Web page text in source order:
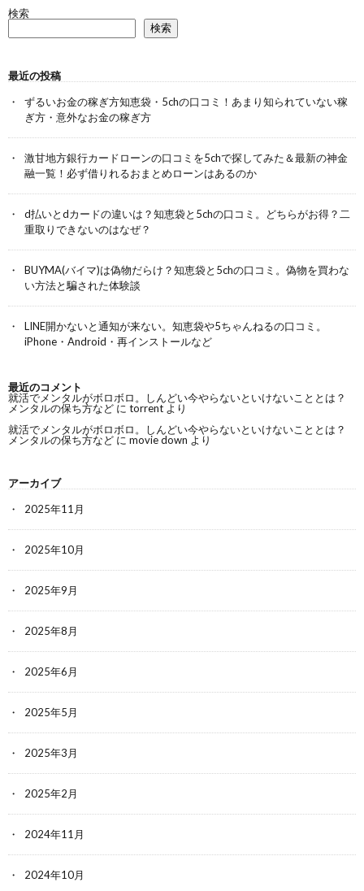
検索
検索
最近の投稿
ずるいお金の稼ぎ方知恵袋・5chの口コミ！あまり知られていない稼
ぎ方・意外なお金の稼ぎ方
激甘地方銀行カードローンの口コミを5chで探してみた＆最新の神金
融一覧！必ず借りれるおまとめローンはあるのか
d払いとdカードの違いは？知恵袋と5chの口コミ。どちらがお得？二
重取りできないのはなぜ？
BUYMA(バイマ)は偽物だらけ？知恵袋と5chの口コミ。偽物を買わな
い方法と騙された体験談
LINE開かないと通知が来ない。知恵袋や5ちゃんねるの口コミ。
iPhone・Android・再インストールなど
最近のコメント
就活でメンタルがボロボロ。しんどい今やらないといけないこととは？
メンタルの保ち方など に torrent より
就活でメンタルがボロボロ。しんどい今やらないといけないこととは？
メンタルの保ち方など に movie down より
アーカイブ
2025年11月
2025年10月
2025年9月
2025年8月
2025年6月
2025年5月
2025年3月
2025年2月
2024年11月
2024年10月